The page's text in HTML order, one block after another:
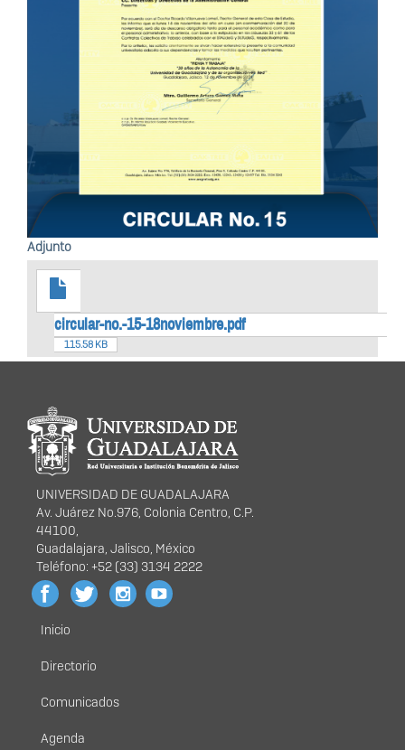
Adjunto
circular-no.-15-18noviembre.pdf
115.58 KB
Información del
portal
UNIVERSIDAD DE GUADALAJARA
Av. Juárez No.976, Colonia Centro, C.P.
44100,
Guadalajara, Jalisco, México
Teléfono: +52 (33) 3134 2222
Menú
principal
Inicio
Directorio
Comunicados
Agenda